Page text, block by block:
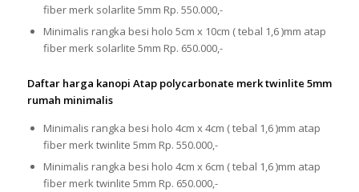
fiber merk solarlite 5mm Rp. 550.000,-
Minimalis rangka besi holo 5cm x 10cm ( tebal 1,6 )mm atap
fiber merk solarlite 5mm Rp. 650.000,-
Daftar harga kanopi Atap polycarbonate merk twinlite 5mm
rumah minimalis
Minimalis rangka besi holo 4cm x 4cm ( tebal 1,6 )mm atap
fiber merk twinlite 5mm Rp. 550.000,-
Minimalis rangka besi holo 4cm x 6cm ( tebal 1,6 )mm atap
fiber merk twinlite 5mm Rp. 650.000,-